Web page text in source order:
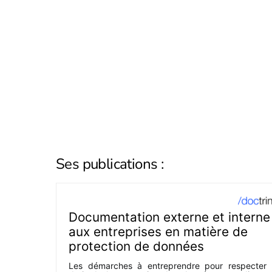
Ses publications :
Documentation externe et interne
aux entreprises en matière de
protection de données
Les démarches à entreprendre pour respecter